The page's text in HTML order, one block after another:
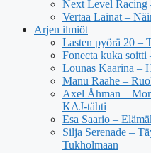
Next Level Racing
Vertaa Lainat –
Arjen ilmiöt
Lasten pyörä 20 –
Fonecta kuka soitti
Lounas Kaarina –
Manu Raahe –
Axel Åhman –
KAJ-tähti
Esa Saario –
Silja Serenade –
Tukholmaan